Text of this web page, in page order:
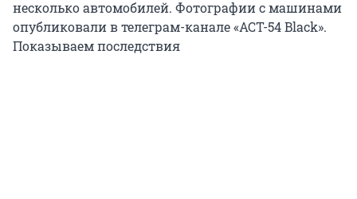
несколько автомобилей. Фотографии с машинами
опубликовали в телеграм-канале «АСТ-54 Black».
Показываем последствия